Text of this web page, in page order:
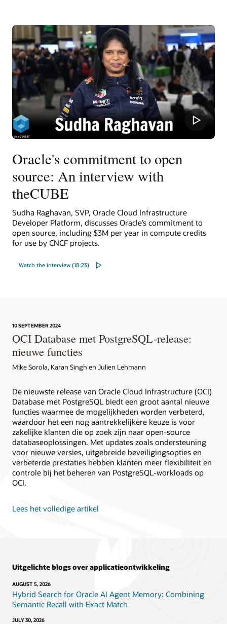
Oracle's commitment to open
source: An interview with
theCUBE
Sudha Raghavan, SVP, Oracle Cloud Infrastructure
Developer Platform, discusses Oracle’s commitment to
open source, including $3M per year in compute credits
for use by CNCF projects.
Watch the interview (18:23)
10 SEPTEMBER 2024
OCI Database met PostgreSQL-release:
nieuwe functies
Mike Sorola, Karan Singh en Julien Lehmann
De nieuwste release van Oracle Cloud Infrastructure (OCI)
Database met PostgreSQL biedt een groot aantal nieuwe
functies waarmee de mogelijkheden worden verbeterd,
waardoor het een nog aantrekkelijkere keuze is voor
zakelijke klanten die op zoek zijn naar open-source
databaseoplossingen. Met updates zoals ondersteuning
voor nieuwe versies, uitgebreide beveiligingsopties en
verbeterde prestaties hebben klanten meer flexibiliteit en
controle bij het beheren van PostgreSQL-workloads op
OCI.
Lees het volledige artikel
Uitgelichte blogs over applicatieontwikkeling
AUGUST 5, 2026
Hybrid Search for Oracle AI Agent Memory: Combining
Semantic Recall with Exact Match
JULY 30, 2026